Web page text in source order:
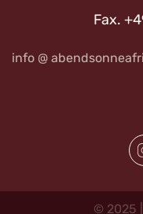
Fax.
info @
© 2025